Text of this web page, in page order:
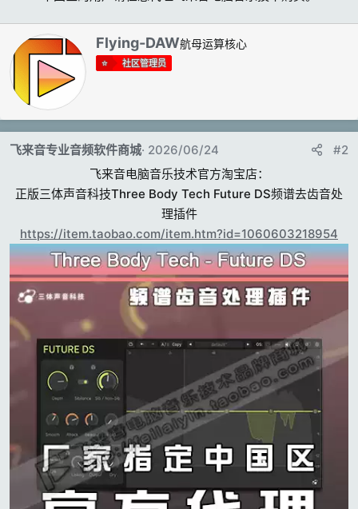
撰
写
者
Flying-DAW航母运算核心
社区管理员
飞来音专业音频软件商城 2026/06/24
#2
飞来音电脑音乐技术官方淘宝店：
正版三体声音科技Three Body Tech Future DS频谱去齿音处
理插件
https://item.taobao.com/item.htm?id=1060603218954